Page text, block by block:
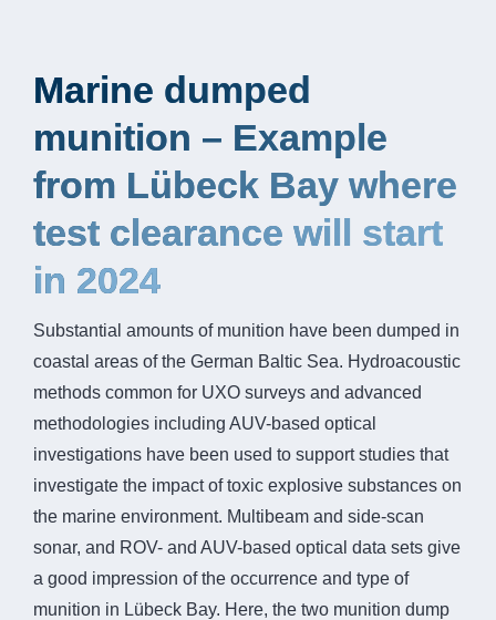
Marine dumped
munition – Example
from Lübeck Bay where
test clearance will start
in 2024
Substantial amounts of munition have been dumped in
coastal areas of the German Baltic Sea. Hydroacoustic
methods common for UXO surveys and advanced
methodologies including AUV-based optical
investigations have been used to support studies that
investigate the impact of toxic explosive substances on
the marine environment. Multibeam and side-scan
sonar, and ROV- and AUV-based optical data sets give
a good impression of the occurrence and type of
munition in Lübeck Bay. Here, the two munition dump